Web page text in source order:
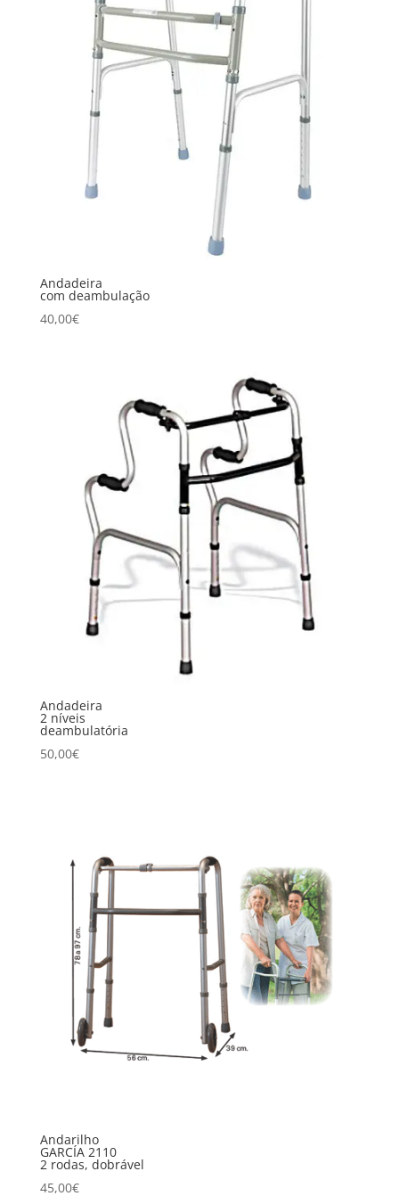
Andadeira
com deambulação
40,00€
Andadeira
2 níveis
deambulatória
50,00€
Andarilho
GARCÍA 2110
2 rodas, dobrável
45,00€